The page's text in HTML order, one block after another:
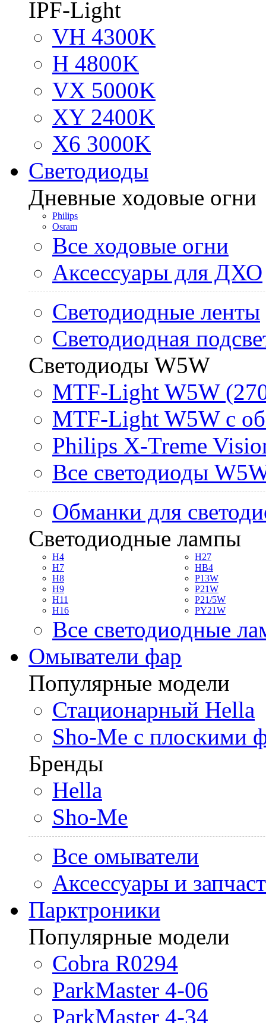
IPF-Light
VH 4300K
H 4800K
VX 5000K
XY 2400K
X6 3000K
Светодиоды
Дневные ходовые огни
Philips
Osram
Все ходовые огни
Аксессуары для ДХО
Светодиодные ленты
Светодиодная
Светодиоды W5W
MTF-Light W5W
MTF-Light W5W с
Philips X-Treme
Все светодиоды
Обманки для
Светодиодные лампы
H4
H7
H8
H9
H11
H16
H27
HB4
P13W
P21W
P21/5W
PY21W
Все светодиодные
Омыватели фар
Популярные модели
Стационарный Hella
Sho-Me с плоскими
Бренды
Hella
Sho-Me
Все омыватели
Аксессуары и
Парктроники
Популярные модели
Cobra R0294
ParkMaster 4-06
ParkMaster 4-34